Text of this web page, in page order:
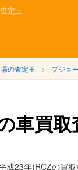
定王
の査定王 プジョ
車買取
23年)RCZの買